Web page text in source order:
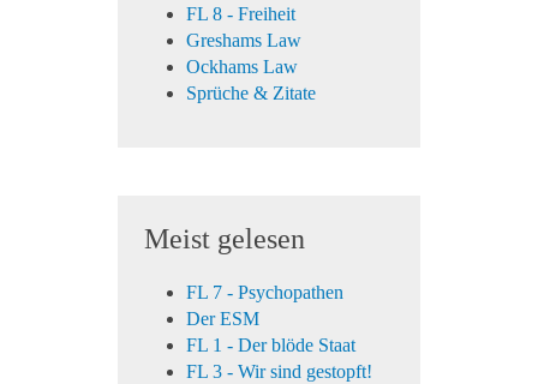
FL 8 - Freiheit
Greshams Law
Ockhams Law
Sprüche & Zitate
Meist gelesen
FL 7 - Psychopathen
Der ESM
FL 1 - Der blöde Staat
FL 3 - Wir sind gestopft!